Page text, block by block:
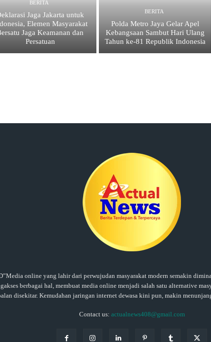
BERITA
Jaga Jakarta untuk
Elemen Masyarakat
Jaga Keamanan dan
Persatuan
BERITA
Polda Metro Jaya Gelar Apel
Kebangsaan Sambut Hari Ulang
Tahun ke-81 Republik Indonesia
online yang lahir dari perwujudan masyarakat modern semakin
berbagai hal, membuat media online menjadi salah satu alternative
disekitar. Kemudahan jaringan internet dewasa kini pun, makin
Contact us: actualnews408@gmail.com